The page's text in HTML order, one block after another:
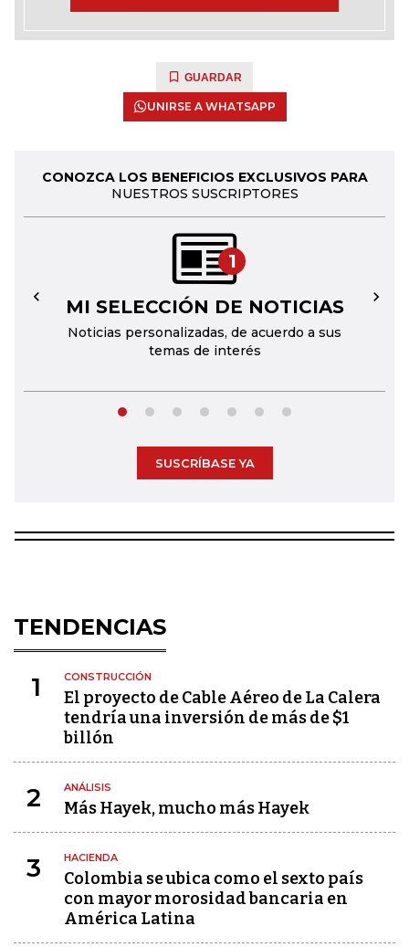
GUARDAR
UNIRSE A WHATSAPP
CONOZCA LOS BENEFICIOS EXCLUSIVOS PARA
NUESTROS SUSCRIPTORES
1
MI SELECCIÓN DE NOTICIAS
Noticias personalizadas, de acuerdo a sus
temas de interés
← →
SUSCRÍBASE YA
TENDENCIAS
1 CONSTRUCCIÓN
El proyecto de Cable Aéreo de La Calera
tendría una inversión de más de $1
billón
2 ANÁLISIS
Más Hayek, mucho más Hayek
3 HACIENDA
Colombia se ubica como el sexto país
con mayor morosidad bancaria en
América Latina